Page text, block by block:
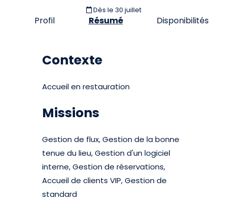
Dès le 30 juillet
Profil Résumé Disponibilités
Contexte
Accueil en restauration
Missions
Gestion de flux, Gestion de la bonne
tenue du lieu, Gestion d'un logiciel
interne, Gestion de réservations,
Accueil de clients VIP, Gestion de
standard